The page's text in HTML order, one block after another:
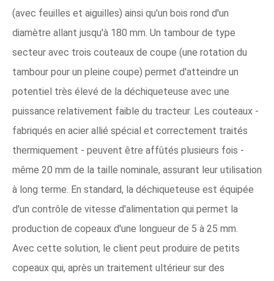
(avec feuilles et aiguilles) ainsi qu'un bois rond d'un
diamètre allant jusqu'à 180 mm. Un tambour de type
secteur avec trois couteaux de coupe (une rotation du
tambour pour un pleine coupe) permet d'atteindre un
potentiel très élevé de la déchiqueteuse avec une
puissance relativement faible du tracteur. Les couteaux -
fabriqués en acier allié spécial et correctement traités
thermiquement - peuvent être affûtés plusieurs fois -
même 20 mm de la taille nominale, assurant leur utilisation
à long terme. En standard, la déchiqueteuse est équipée
d'un contrôle de vitesse d'alimentation qui permet la
production de copeaux d'une longueur de 5 à 25 mm.
Avec cette solution, le client peut produire de petits
copeaux qui, après un traitement ultérieur sur des